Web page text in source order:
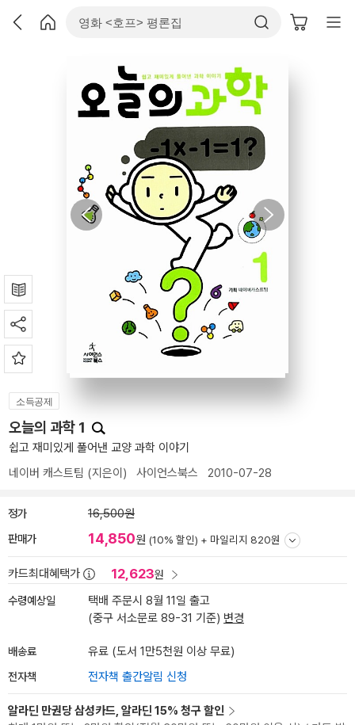
소득공제
오늘의 과학 1
쉽고 재미있게 풀어낸 교양 과학 이야기
네이버 캐스트팀 (지은이) 사이언스북스 2010-07-28
정가 16,500원
판매가 14,850원 (10% 할인) + 마일리지 820원
카드최대혜택가 12,623원
수령예상일
택배 주문시 8월 11일 출고
(중구 서소문로 89-31 기준) 변경
배송료 유료 (도서 1만5천원 이상 무료)
전자책 전자책 출간알림 신청
알라딘 만권당 삼성카드, 알라딘 15% 청구 할인